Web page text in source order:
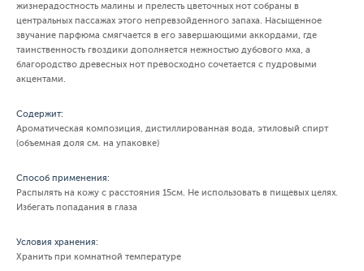
жизнерадостность малины и прелесть цветочных нот собраны в
центральных пассажах этого непревзойденного запаха. Насыщенное
звучание парфюма смягчается в его завершающими аккордами, где
таинственность гвоздики дополняется нежностью дубового мха, а
благородство древесных нот превосходно сочетается с пудровыми
акцентами.
Содержит:
Ароматическая композиция, дистиллированная вода, этиловый спирт
(объемная доля см. на упаковке)
Способ применения:
Распылять на кожу с расстояния 15см. Не использовать в пищевых целях.
Избегать попадания в глаза
Условия хранения:
Хранить при комнатной температуре